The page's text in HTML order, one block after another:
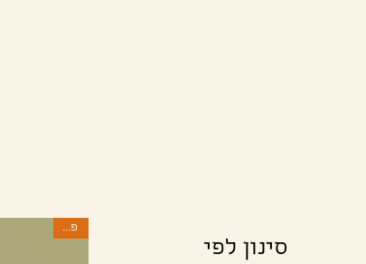
סינון לפי
פסח